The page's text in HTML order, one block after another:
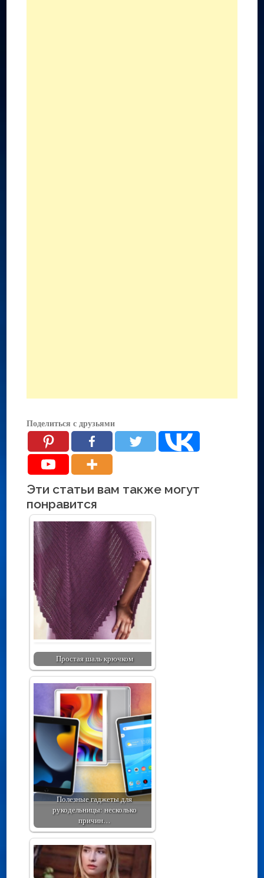
Поделиться с друзьями
Эти статьи вам также могут
понравится
Простая шаль крючком
Полезные гаджеты для
рукодельницы: несколько
причин…